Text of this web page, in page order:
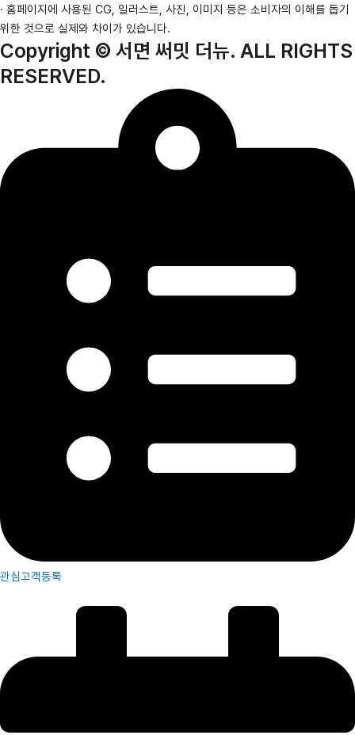
· 홈페이지에 사용된 CG, 일러스트, 사진, 이미지 등은 소비자의 이해를 돕기
위한 것으로 실제와 차이가 있습니다.
Copyright © 서면 써밋 더뉴. ALL RIGHTS
RESERVED.
관심고객등록